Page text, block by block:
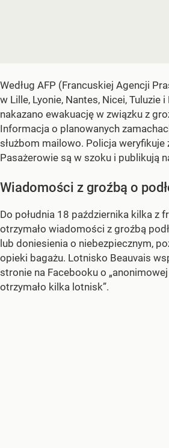
Według AFP (Francuskiej Agencji
w Lille, Lyonie, Nantes, Nicei, Tuluzie
nakazano ewakuację w związku z
Informacja o planowanych
służbom mailowo. Policja weryfikuje
Pasażerowie są w szoku i publikują
Wiadomości z groźbą o
Do południa 18 października kilka z
otrzymało wiadomości z groźbą
lub doniesienia o niebezpiecznym,
opieki bagażu. Lotnisko Beauvais
stronie na Facebooku o
otrzymało kilka lotnisk”.